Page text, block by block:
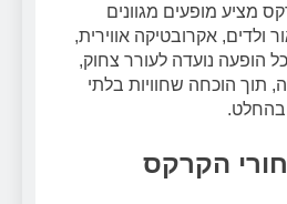
מציע מופעים מגוונים
ולדים, אקרובטיקה אווירית,
הופעה נועדה לעורר צחוק,
תוך הוכחה שחוויות בלתי
בהחלט.
הקרקס